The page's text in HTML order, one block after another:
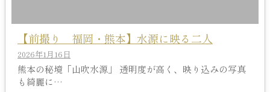
【前撮り 福岡・熊本】水源に映る二人
2026年1月16日
熊本の秘境「山吹水源」 透明度が高く、映り込みの写真
も綺麗に…